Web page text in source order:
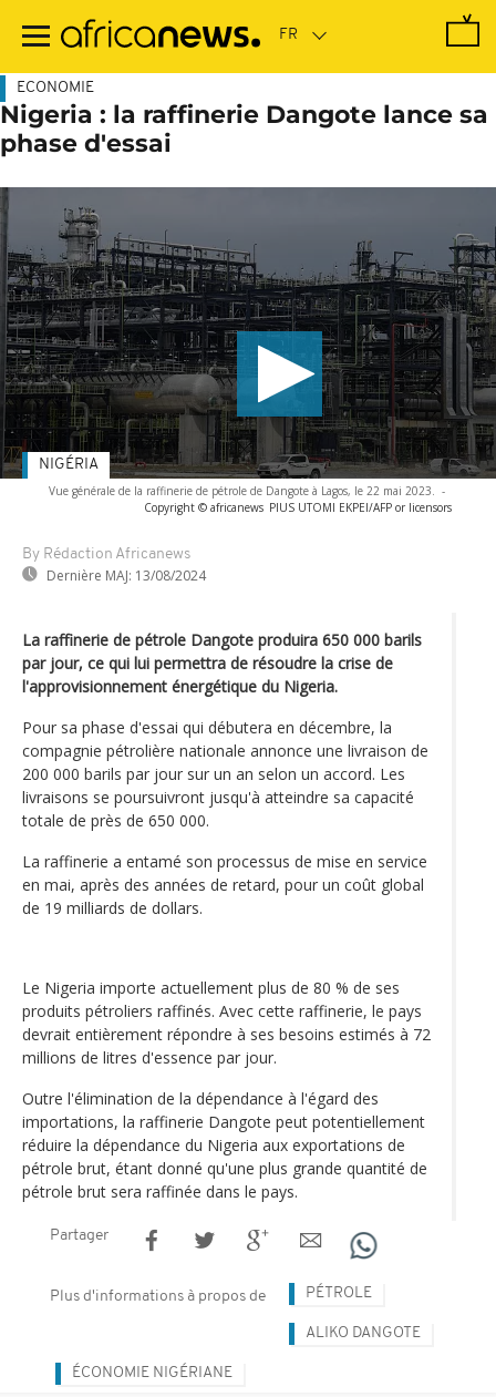
contenu
ECONOMIE
Nigeria : la raffinerie Dangote lance sa
phase d'essai
Vue générale de la raffinerie de pétrole de Dangote à Lagos, le 22 mai 2023. -
Copyright © africanews PIUS UTOMI EKPEI/AFP or licensors
By Rédaction Africanews
Dernière MAJ: 13/08/2024
NIGÉRIA
La raffinerie de pétrole Dangote produira 650 000 barils
par jour, ce qui lui permettra de résoudre la crise de
l'approvisionnement énergétique du Nigeria.
Pour sa phase d'essai qui débutera en décembre, la
compagnie pétrolière nationale annonce une livraison de
200 000 barils par jour sur un an selon un accord. Les
livraisons se poursuivront jusqu'à atteindre sa capacité
totale de près de 650 000.
La raffinerie a entamé son processus de mise en service
en mai, après des années de retard, pour un coût global
de 19 milliards de dollars.
Le Nigeria importe actuellement plus de 80 % de ses
produits pétroliers raffinés. Avec cette raffinerie, le pays
devrait entièrement répondre à ses besoins estimés à 72
millions de litres d'essence par jour.
Outre l'élimination de la dépendance à l'égard des
importations, la raffinerie Dangote peut potentiellement
réduire la dépendance du Nigeria aux exportations de
pétrole brut, étant donné qu'une plus grande quantité de
pétrole brut sera raffinée dans le pays.
Partager
Plus d'informations à propos de PÉTROLE
ALIKO DANGOTE
ÉCONOMIE NIGÉRIANE